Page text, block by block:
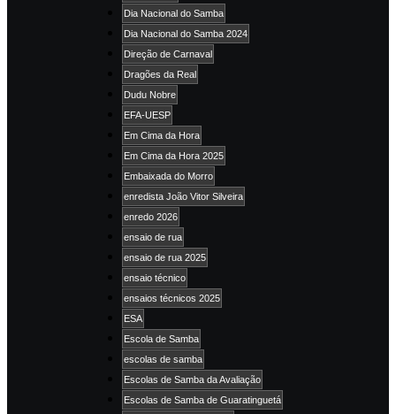
Dia Nacional do Samba
Dia Nacional do Samba 2024
Direção de Carnaval
Dragões da Real
Dudu Nobre
EFA-UESP
Em Cima da Hora
Em Cima da Hora 2025
Embaixada do Morro
enredista João Vitor Silveira
enredo 2026
ensaio de rua
ensaio de rua 2025
ensaio técnico
ensaios técnicos 2025
ESA
Escola de Samba
escolas de samba
Escolas de Samba da Avaliação
Escolas de Samba de Guaratinguetá